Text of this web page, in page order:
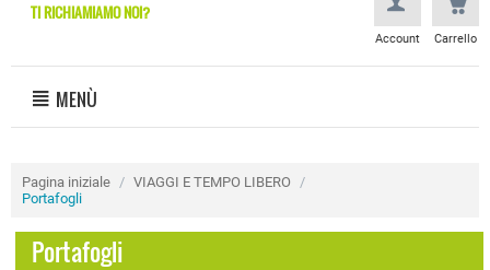
TI RICHIAMIAMO NOI?
Carrello
Account
MENÙ
Pagina iniziale / VIAGGI E TEMPO LIBERO /
Portafogli
Portafogli